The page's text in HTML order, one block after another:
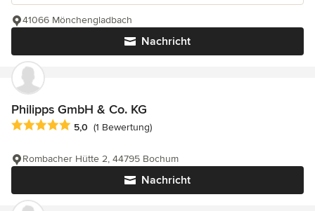
Nachricht
41066 Mönchengladbach
Philipps GmbH & Co. KG
Durchschnittliche Bewertung: 5 von 5 Sternen
5,0 (1 Bewertung)
Nachricht
Rombacher Hütte 2, 44795 Bochum